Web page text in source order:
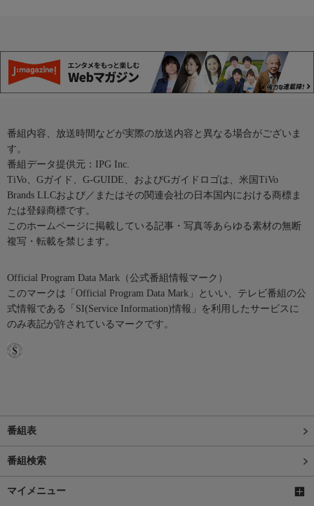
番組内容、放送時間などが実際の放送内容と異なる場合がございま
す。
番組データ提供元：IPG Inc.
TiVo、Gガイド、G-GUIDE、およびGガイドロゴは、米国TiVo
Brands LLCおよび／またはその関連会社の日本国内における商標ま
たは登録商標です。
このホームページに掲載している記事・写真等あらゆる素材の無断
複写・転載を禁じます。
Official Program Data Mark（公式番組情報マーク）
このマークは「Official Program Data Mark」といい、テレビ番組の公
式情報である「SI(Service Information)情報」を利用したサービスに
のみ表記が許されているマークです。
番組表
番組検索
マイメニュー